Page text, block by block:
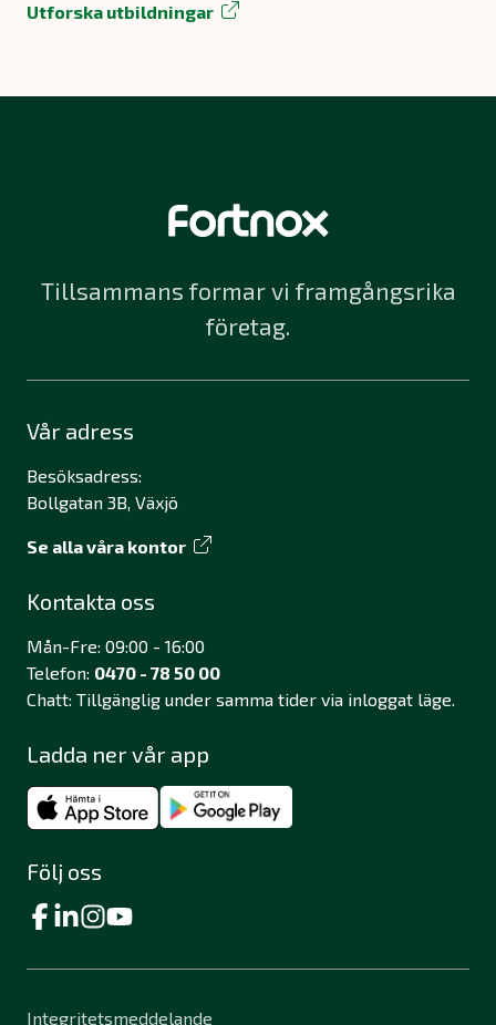
Utforska utbildningar
Tillsammans formar vi framgångsrika
företag.
Vår adress
Besöksadress:
Bollgatan 3B, Växjö
Se alla våra kontor
Kontakta oss
Mån-Fre: 09:00 - 16:00
Telefon: 0470 - 78 50 00
Chatt: Tillgänglig under samma tider via inloggat läge.
Ladda ner vår app
Följ oss
Integritetsmeddelande